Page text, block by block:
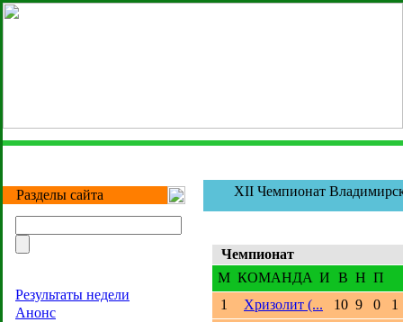
Разделы сайта
Результаты недели
Анонс
XII Чемпионат
Чемпионат
M КОМАНДА И В Н П
1
Хризолит (... 10 9 0
1